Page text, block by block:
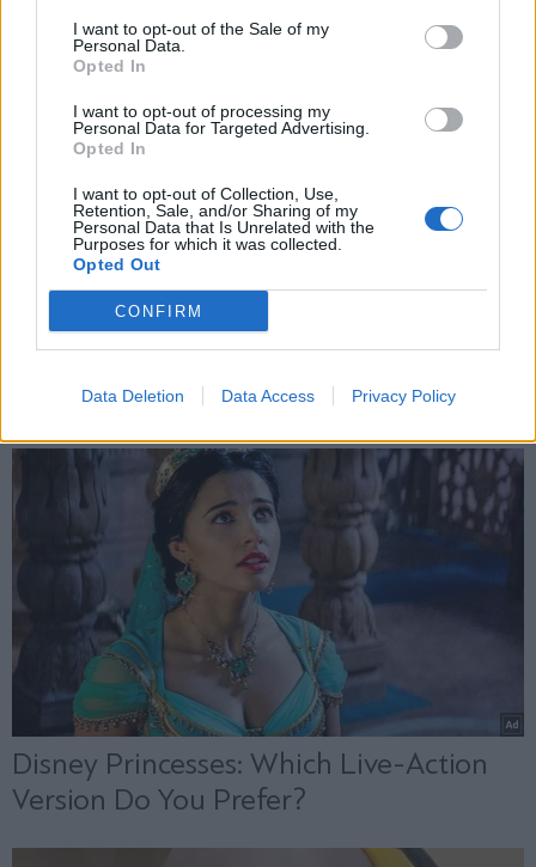
I want to opt-out of the Sale of my
Personal Data.
Opted In
I want to opt-out of processing my
Personal Data for Targeted Advertising.
Opted In
I want to opt-out of Collection, Use,
Retention, Sale, and/or Sharing of my
Personal Data that Is Unrelated with the
Purposes for which it was collected.
Opted Out
CONFIRM
Data Deletion Data Access Privacy Policy
ΔΙΕΘΝΗ 28.05.2024 19:34
PARAPOLITIKA NEWSROOM
Guardian: "Υπόγειος" πόλεμος Νετανιάχου
με το Διεθνές Ποινικό Δικαστήριο - Ο
ρόλος της Μοσάντ & ο ανεπίσημος
αγγελιαφόρος
και την πολιτική απορρήτου
X